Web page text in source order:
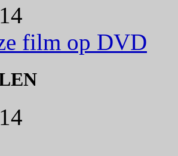
film op DVD